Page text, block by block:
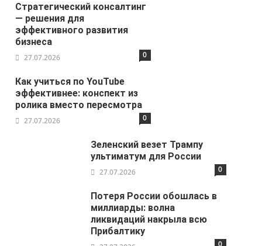
Стратегический консалтинг
— решения для
эффективного развития
бизнеса
27.07.2026 0
Как учиться по YouTube
эффективнее: конспект из
ролика вместо пересмотра
27.07.2026 0
Зеленский везет Трампу
ультиматум для России
27.07.2026 0
Потеря России обошлась в
миллиарды: волна
ликвидаций накрыла всю
Прибалтику
0